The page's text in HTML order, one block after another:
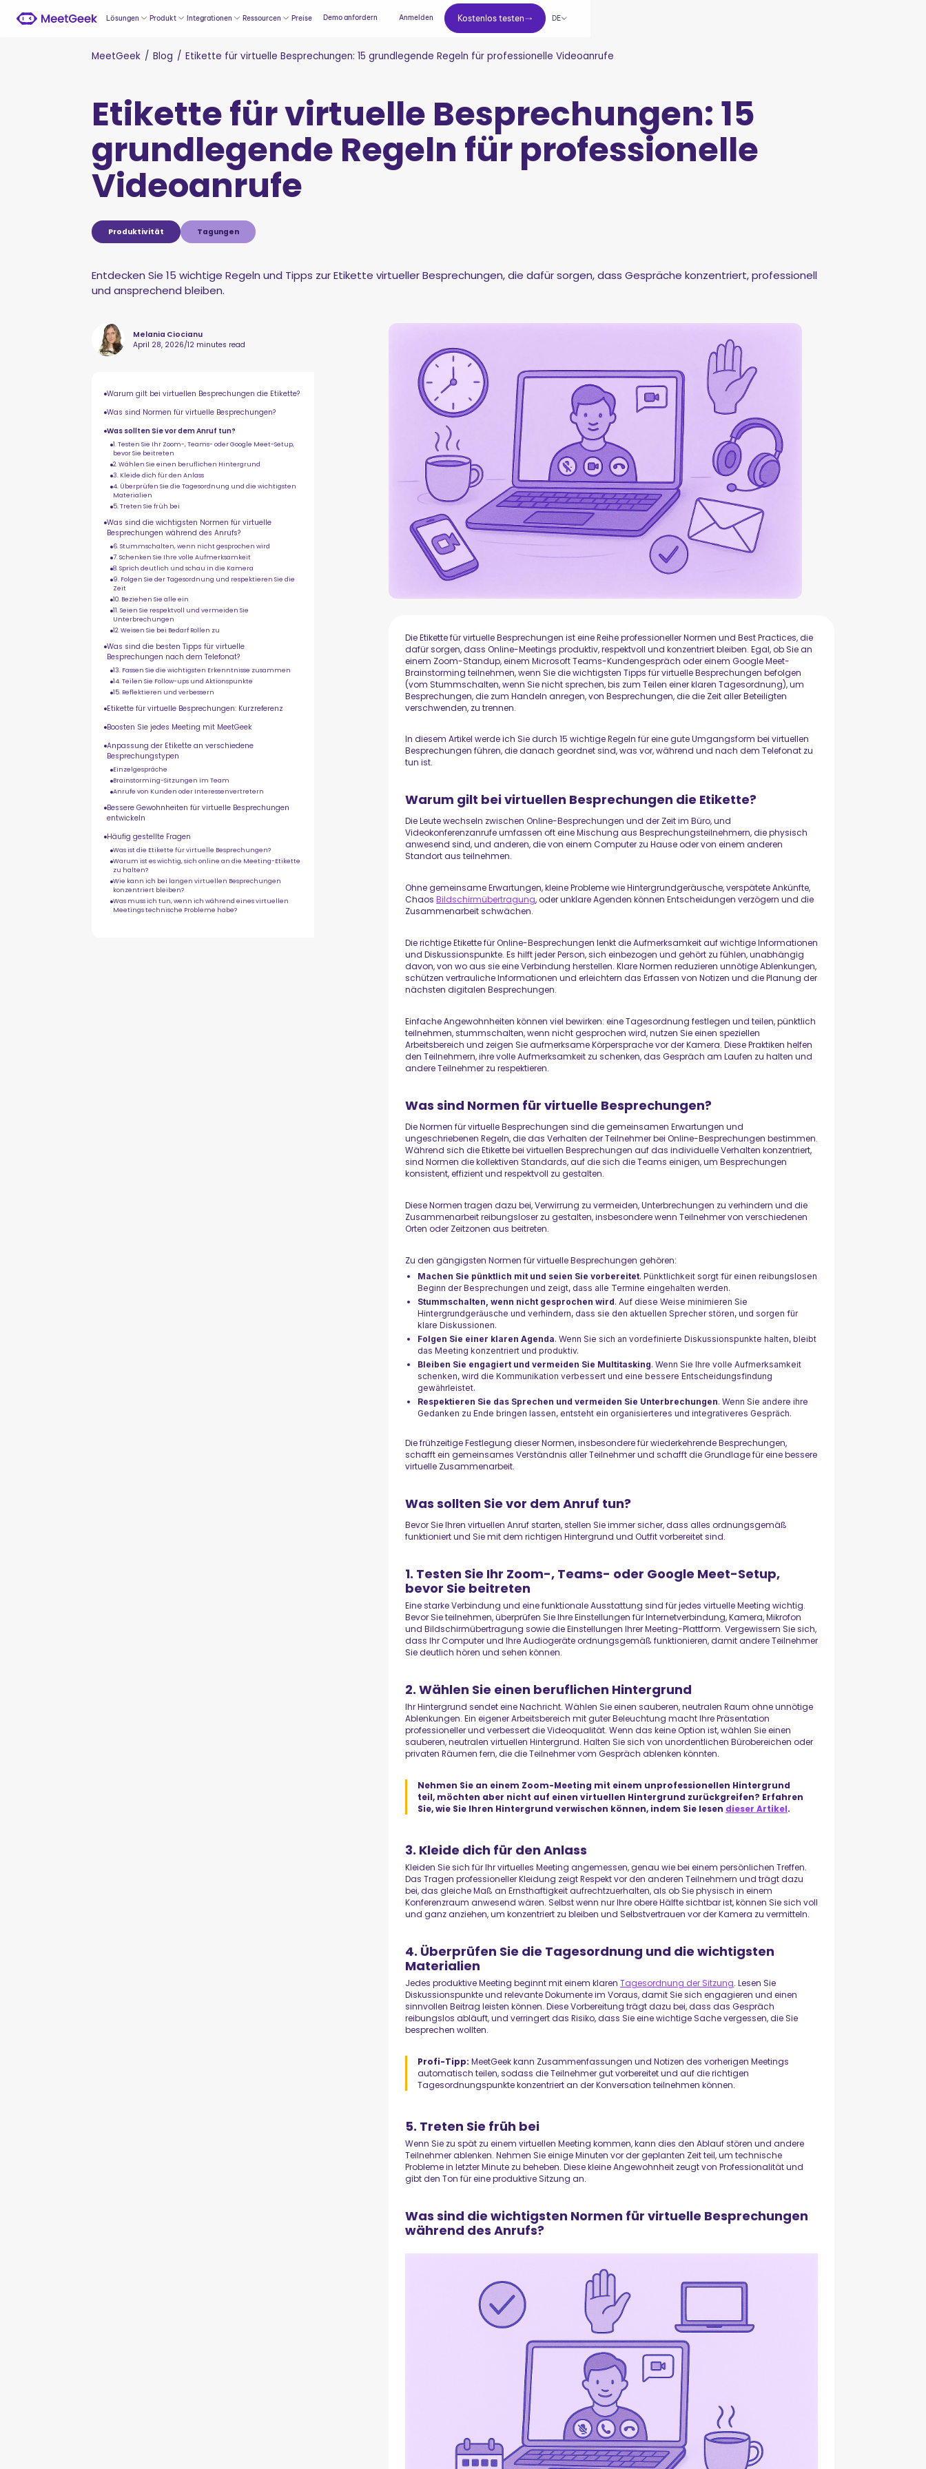
Lösungen Produkt Integrationen Ressourcen Preise Demo anfordern Anmelden Kostenlos testen
Kostenlos testen
DE
MeetGeek / Blog / Etikette für virtuelle Besprechungen: 15 grundlegende Regeln für professionelle Videoanrufe
Etikette für virtuelle Besprechungen: 15
grundlegende Regeln für professionelle
Videoanrufe
Produktivität Tagungen
Entdecken Sie 15 wichtige Regeln und Tipps zur Etikette virtueller Besprechungen, die dafür sorgen, dass Gespräche konzentriert, professionell
und ansprechend bleiben.
Melania Ciocianu
April 28, 2026/12 minutes read
Warum gilt bei virtuellen Besprechungen die Etikette?
Was sind Normen für virtuelle Besprechungen?
Was sollten Sie vor dem Anruf tun?
1. Testen Sie Ihr Zoom-, Teams- oder Google Meet-Setup,
bevor Sie beitreten
2. Wählen Sie einen beruflichen Hintergrund
3. Kleide dich für den Anlass
4. Überprüfen Sie die Tagesordnung und die wichtigsten
Materialien
5. Treten Sie früh bei
Was sind die wichtigsten Normen für virtuelle
Besprechungen während des Anrufs?
6. Stummschalten, wenn nicht gesprochen wird
7. Schenken Sie Ihre volle Aufmerksamkeit
8. Sprich deutlich und schau in die Kamera
9. Folgen Sie der Tagesordnung und respektieren Sie die
Zeit
10. Beziehen Sie alle ein
11. Seien Sie respektvoll und vermeiden Sie
Unterbrechungen
12. Weisen Sie bei Bedarf Rollen zu
Was sind die besten Tipps für virtuelle
Besprechungen nach dem Telefonat?
13. Fassen Sie die wichtigsten Erkenntnisse zusammen
14. Teilen Sie Follow-ups und Aktionspunkte
15. Reflektieren und verbessern
Etikette für virtuelle Besprechungen: Kurzreferenz
Boosten Sie jedes Meeting mit MeetGeek
Anpassung der Etikette an verschiedene
Besprechungstypen
Einzelgespräche
Brainstorming-Sitzungen im Team
Anrufe von Kunden oder Interessenvertretern
Bessere Gewohnheiten für virtuelle Besprechungen
entwickeln
Häufig gestellte Fragen
Was ist die Etikette für virtuelle Besprechungen?
Warum ist es wichtig, sich online an die Meeting-Etikette
zu halten?
Wie kann ich bei langen virtuellen Besprechungen
konzentriert bleiben?
Was muss ich tun, wenn ich während eines virtuellen
Meetings technische Probleme habe?
Die Etikette für virtuelle Besprechungen ist eine Reihe professioneller Normen und Best Practices, die
dafür sorgen, dass Online-Meetings produktiv, respektvoll und konzentriert bleiben. Egal, ob Sie an
einem Zoom-Standup, einem Microsoft Teams-Kundengespräch oder einem Google Meet-
Brainstorming teilnehmen, wenn Sie die wichtigsten Tipps für virtuelle Besprechungen befolgen
(vom Stummschalten, wenn Sie nicht sprechen, bis zum Teilen einer klaren Tagesordnung), um
Besprechungen, die zum Handeln anregen, von Besprechungen, die die Zeit aller Beteiligten
verschwenden, zu trennen.
In diesem Artikel werde ich Sie durch 15 wichtige Regeln für eine gute Umgangsform bei virtuellen
Besprechungen führen, die danach geordnet sind, was vor, während und nach dem Telefonat zu
tun ist.
Warum gilt bei virtuellen Besprechungen die Etikette?
Die Leute wechseln zwischen Online-Besprechungen und der Zeit im Büro, und
Videokonferenzanrufe umfassen oft eine Mischung aus Besprechungsteilnehmern, die physisch
anwesend sind, und anderen, die von einem Computer zu Hause oder von einem anderen
Standort aus teilnehmen.
Ohne gemeinsame Erwartungen, kleine Probleme wie Hintergrundgeräusche, verspätete Ankünfte,
ChaosBildschirmübertragung, oder unklare Agenden können Entscheidungen verzögern und die
Zusammenarbeit schwächen.
Die richtige Etikette für Online-Besprechungen lenkt die Aufmerksamkeit auf wichtige Informationen
und Diskussionspunkte. Es hilft jeder Person, sich einbezogen und gehört zu fühlen, unabhängig
davon, von wo aus sie eine Verbindung herstellen. Klare Normen reduzieren unnötige Ablenkungen,
schützen vertrauliche Informationen und erleichtern das Erfassen von Notizen und die Planung der
nächsten digitalen Besprechungen.
Einfache Angewohnheiten können viel bewirken: eine Tagesordnung festlegen und teilen, pünktlich
teilnehmen, stummschalten, wenn nicht gesprochen wird, nutzen Sie einen speziellen
Arbeitsbereich und zeigen Sie aufmerksame Körpersprache vor der Kamera. Diese Praktiken helfen
den Teilnehmern, ihre volle Aufmerksamkeit zu schenken, das Gespräch am Laufen zu halten und
andere Teilnehmer zu respektieren.
Was sind Normen für virtuelle Besprechungen?
Die Normen für virtuelle Besprechungen sind die gemeinsamen Erwartungen und
ungeschriebenen Regeln, die das Verhalten der Teilnehmer bei Online-Besprechungen bestimmen.
Während sich die Etikette bei virtuellen Besprechungen auf das individuelle Verhalten konzentriert,
sind Normen die kollektiven Standards, auf die sich die Teams einigen, um Besprechungen
konsistent, effizient und respektvoll zu gestalten.
Diese Normen tragen dazu bei, Verwirrung zu vermeiden, Unterbrechungen zu verhindern und die
Zusammenarbeit reibungsloser zu gestalten, insbesondere wenn Teilnehmer von verschiedenen
Orten oder Zeitzonen aus beitreten.
Zu den gängigsten Normen für virtuelle Besprechungen gehören:
Machen Sie pünktlich mit und seien Sie vorbereitet. Pünktlichkeit sorgt für einen reibungslosen
Beginn der Besprechungen und zeigt, dass alle Termine eingehalten werden.
Stummschalten, wenn nicht gesprochen wird. Auf diese Weise minimieren Sie
Hintergrundgeräusche und verhindern, dass sie den aktuellen Sprecher stören, und sorgen für
klare Diskussionen.
Folgen Sie einer klaren Agenda. Wenn Sie sich an vordefinierte Diskussionspunkte halten, bleibt
das Meeting konzentriert und produktiv.
Bleiben Sie engagiert und vermeiden Sie Multitasking. Wenn Sie Ihre volle Aufmerksamkeit
schenken, wird die Kommunikation verbessert und eine bessere Entscheidungsfindung
gewährleistet.
Respektieren Sie das Sprechen und vermeiden Sie Unterbrechungen. Wenn Sie andere ihre
Gedanken zu Ende bringen lassen, entsteht ein organisierteres und integrativeres Gespräch.
Die frühzeitige Festlegung dieser Normen, insbesondere für wiederkehrende Besprechungen,
schafft ein gemeinsames Verständnis aller Teilnehmer und schafft die Grundlage für eine bessere
virtuelle Zusammenarbeit.
Was sollten Sie vor dem Anruf tun?
Bevor Sie Ihren virtuellen Anruf starten, stellen Sie immer sicher, dass alles ordnungsgemäß
funktioniert und Sie mit dem richtigen Hintergrund und Outfit vorbereitet sind.
1. Testen Sie Ihr Zoom-, Teams- oder Google Meet-Setup,
bevor Sie beitreten
Eine starke Verbindung und eine funktionale Ausstattung sind für jedes virtuelle Meeting wichtig.
Bevor Sie teilnehmen, überprüfen Sie Ihre Einstellungen für Internetverbindung, Kamera, Mikrofon
und Bildschirmübertragung sowie die Einstellungen Ihrer Meeting-Plattform. Vergewissern Sie sich,
dass Ihr Computer und Ihre Audiogeräte ordnungsgemäß funktionieren, damit andere Teilnehmer
Sie deutlich hören und sehen können.
2. Wählen Sie einen beruflichen Hintergrund
Ihr Hintergrund sendet eine Nachricht. Wählen Sie einen sauberen, neutralen Raum ohne unnötige
Ablenkungen. Ein eigener Arbeitsbereich mit guter Beleuchtung macht Ihre Präsentation
professioneller und verbessert die Videoqualität. Wenn das keine Option ist, wählen Sie einen
sauberen, neutralen virtuellen Hintergrund. Halten Sie sich von unordentlichen Bürobereichen oder
privaten Räumen fern, die die Teilnehmer vom Gespräch ablenken könnten.
Nehmen Sie an einem Zoom-Meeting mit einem unprofessionellen Hintergrund
teil, möchten aber nicht auf einen virtuellen Hintergrund zurückgreifen? Erfahren
Sie, wie Sie Ihren Hintergrund verwischen können, indem Sie lesen dieser Artikel.
3. Kleide dich für den Anlass
Kleiden Sie sich für Ihr virtuelles Meeting angemessen, genau wie bei einem persönlichen Treffen.
Das Tragen professioneller Kleidung zeigt Respekt vor den anderen Teilnehmern und trägt dazu
bei, das gleiche Maß an Ernsthaftigkeit aufrechtzuerhalten, als ob Sie physisch in einem
Konferenzraum anwesend wären. Selbst wenn nur Ihre obere Hälfte sichtbar ist, können Sie sich voll
und ganz anziehen, um konzentriert zu bleiben und Selbstvertrauen vor der Kamera zu vermitteln.
4. Überprüfen Sie die Tagesordnung und die wichtigsten
Materialien
Jedes produktive Meeting beginnt mit einem klarenTagesordnung der Sitzung. Lesen Sie
Diskussionspunkte und relevante Dokumente im Voraus, damit Sie sich engagieren und einen
sinnvollen Beitrag leisten können. Diese Vorbereitung trägt dazu bei, dass das Gespräch
reibungslos abläuft, und verringert das Risiko, dass Sie eine wichtige Sache vergessen, die Sie
besprechen wollten.
Profi-Tipp: MeetGeek kann Zusammenfassungen und Notizen des vorherigen Meetings
automatisch teilen, sodass die Teilnehmer gut vorbereitet und auf die richtigen
Tagesordnungspunkte konzentriert an der Konversation teilnehmen können.
5. Treten Sie früh bei
Wenn Sie zu spät zu einem virtuellen Meeting kommen, kann dies den Ablauf stören und andere
Teilnehmer ablenken. Nehmen Sie einige Minuten vor der geplanten Zeit teil, um technische
Probleme in letzter Minute zu beheben. Diese kleine Angewohnheit zeugt von Professionalität und
gibt den Ton für eine produktive Sitzung an.
Was sind die wichtigsten Normen für virtuelle Besprechungen
während des Anrufs?